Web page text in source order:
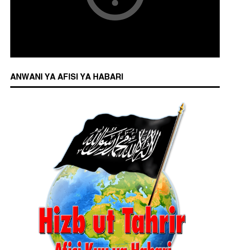
ANWANI YA AFISI YA HABARI